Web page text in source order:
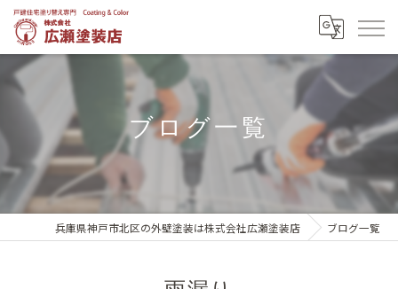
ブログ一覧
兵庫県神戸市北区の外壁塗装は株式会社広瀬塗装店 ブログ一覧